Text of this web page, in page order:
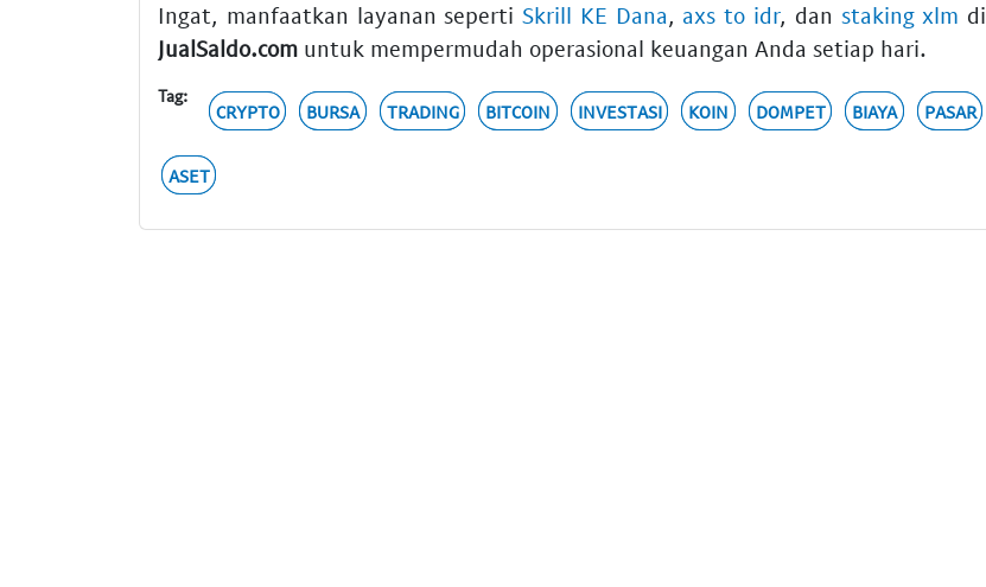
Ingat, manfaatkan layanan sepertiSkrill KE Dana, axs to idr, dan staking xlm di
JualSaldo.com untuk mempermudah operasional keuangan Anda setiap hari.
Tag:
CRYPTO BURSA TRADING BITCOIN INVESTASI KOIN DOMPET BIAYA PASAR
ASET